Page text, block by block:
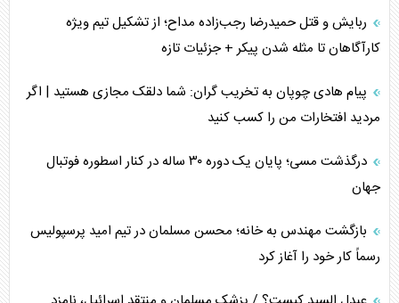
ربایش و قتل حمیدرضا رجب‌زاده مداح؛ از تشکیل تیم ویژه
کارآگاهان تا مثله شدن پیکر + جزئیات تازه
پیام هادی چوپان به تخریب گران: شما دلقک مجازی هستید | اگر
مردید افتخارات من را کسب کنید
درگذشت مسی؛ پایان یک دوره ۳۰ ساله در کنار اسطوره فوتبال
جهان
بازگشت مهندس به خانه؛ محسن مسلمان در تیم امید پرسپولیس
رسماً کار خود را آغاز کرد